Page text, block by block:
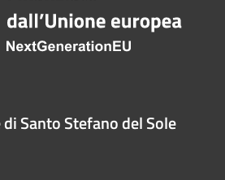
Santo Stefano del Sole